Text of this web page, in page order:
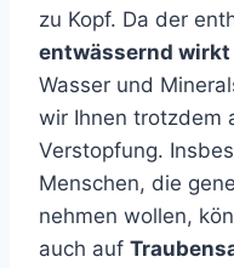
zu Kopf. Da der
entwässernd wirkt
Wasser und
wir Ihnen trotzdem
Verstopfung.
Menschen, die
nehmen wollen,
auch auf